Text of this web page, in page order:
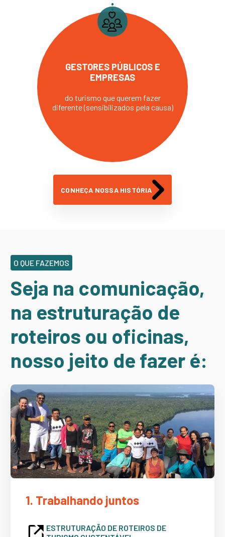
GESTORES PÚBLICOS E
EMPRESAS
do turismo que querem fazer
diferente (sensibilizados pela causa)
CONHEÇA NOSSA HISTÓRIA
O QUE FAZEMOS
Seja na comunicação,
na estruturação de
roteiros ou oficinas,
nosso jeito de fazer é:
1. Trabalhando juntos
ESTRUTURAÇÃO DE ROTEIROS DE